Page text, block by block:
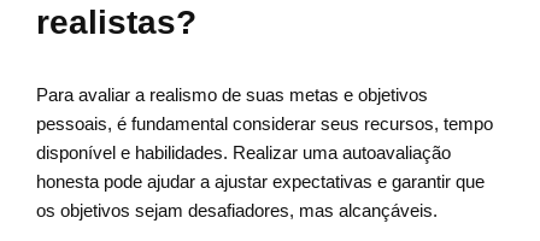
realistas?
Para avaliar a realismo de suas metas e objetivos
pessoais, é fundamental considerar seus recursos, tempo
disponível e habilidades. Realizar uma autoavaliação
honesta pode ajudar a ajustar expectativas e garantir que
os objetivos sejam desafiadores, mas alcançáveis.